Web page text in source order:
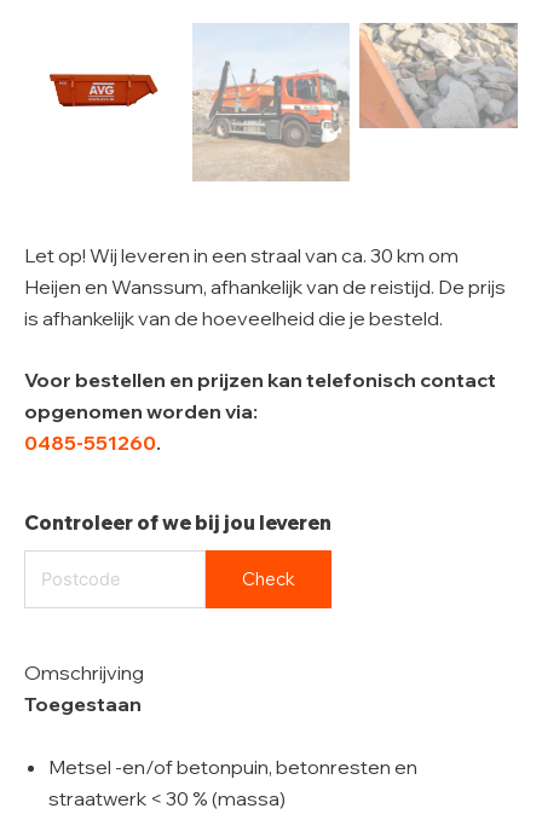
Let op! Wij leveren in een straal van ca. 30 km om
Heijen en Wanssum, afhankelijk van de reistijd. De prijs
is afhankelijk van de hoeveelheid die je besteld.
Voor bestellen en prijzen kan telefonisch contact
opgenomen worden via:
0485-551260.
Controleer of we bij jou leveren
Check
Omschrijving
Toegestaan
Metsel -en/of betonpuin, betonresten en
straatwerk < 30 % (massa)